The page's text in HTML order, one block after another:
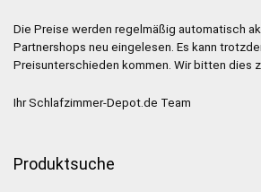
Die Preise werden regelmäßig automatisch
Partnershops neu eingelesen. Es kann
Preisunterschieden kommen. Wir bitten dies
Ihr Schlafzimmer-Depot.de Team
Produktsuche